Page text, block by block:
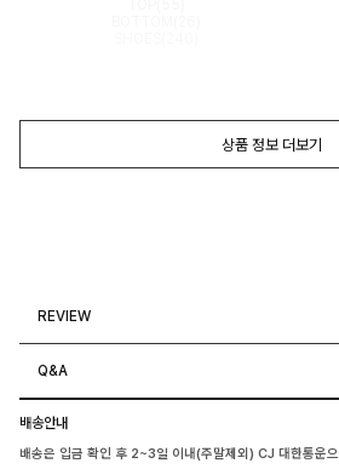
상품 정보 더보기
REVIEW
Q&A
배송안내
배송은 입금 확인 후 2~3일 이내(주말제외) CJ 대한통운